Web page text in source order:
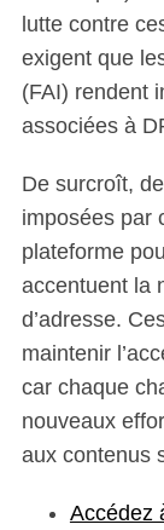
lutte contre
exigent que
(FAI) rendent
associées à
De surcroît,
imposées par
plateforme
accentuent la
d’adresse.
maintenir
car chaque
nouveaux
aux contenus
Accédez